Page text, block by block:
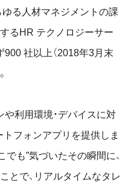
る⼈材マネジメントの課
るHR テクノロジーサー
900 社以上（2018年3月末
利⽤環境・デバイスに対
トフォンアプリを提供しま
でも”気づいたその瞬間に、
とで、リアルタイムなタレ